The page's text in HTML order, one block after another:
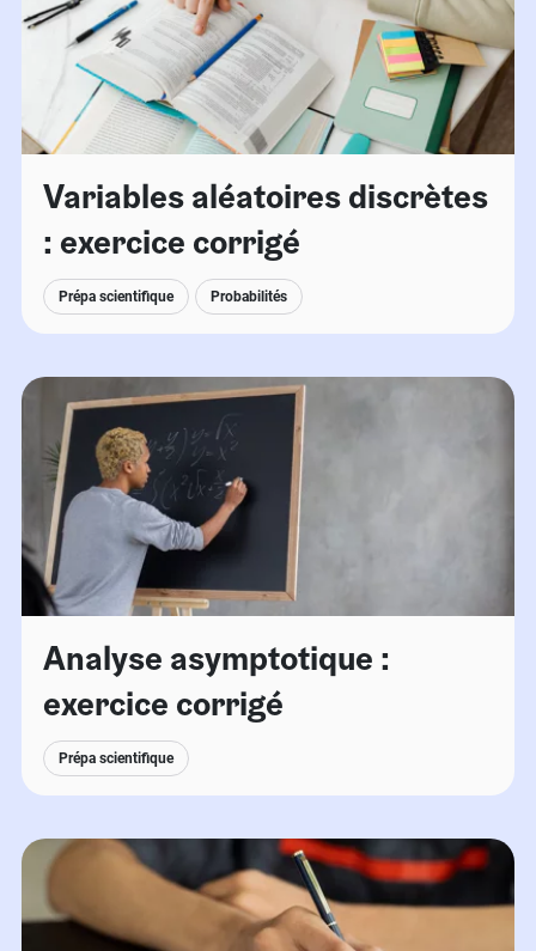
Variables aléatoires discrètes
: exercice corrigé
Prépa scientifique Probabilités
Analyse asymptotique :
exercice corrigé
Prépa scientifique